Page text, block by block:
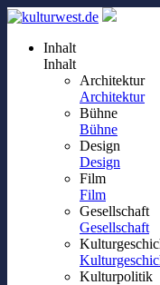
Inhalt
Inhalt
Architektur
Architektur
Bühne
Bühne
Design
Design
Film
Film
Gesellschaft
Gesellschaft
Kulturpolitik